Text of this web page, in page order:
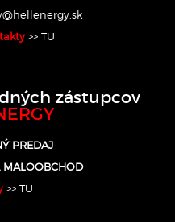
>> TU
zástupcov
PREDAJ
MALOOBCHOD
>> TU